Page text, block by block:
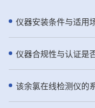
NH6000sc 提供可靠的测量，
自动校准、验证和清洁功能。
线数据和实验室数据之间的一致
性。预测性诊断和支持性维护
坚固且轻便的集成过滤选项 集
FX610 过滤系统和更坚固的
比。 ● 浊度测量：水样进入浊
体，探测头发射一束光垂直射入
样，当光线遇到水样中的悬浮
而产生散射，浸没在水中的光
测器检测到与入射光中心线成
向的散射光，散射光强与水样
度成正比，从而通过检测90°的
光强实现浊度测量。水样进入浊
仪先要流经气泡捕集器的层层
仪器安装条件与适用
仪器合规性与认证是
该余氯在线检测仪的